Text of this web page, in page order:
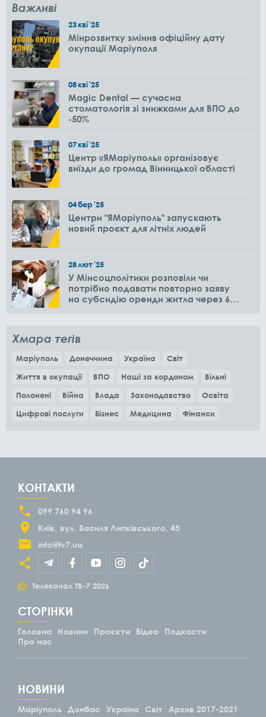
Важливі
23кві'25
Мінрозвитку змінив офіційну дату
окупації Маріуполя
08кві'25
Magic Dental — сучасна
стоматологія зі знижками для ВПО до
-50%
07кві'25
Центр «ЯМаріуполь» організовує
виїзди до громад Вінницької області
04бер'25
Центри "ЯМаріуполь" запускають
новий проєкт для літніх людей
28лют'25
У Мінсоцполітики розповіли чи
потрібно подавати повторно заяву
на субсидію оренди житла через 6
Хмара тегів
Маріуполь Донеччина Україна
Світ
Життя в окупації
ВПО Наші за кордоном
Вільні
Полонені
Війна Влада Законодавство
Освіта
Цифрові послуги
Бізнес Медицина Фінанси
КОНТАКТИ
099 760 94 96
Київ
вул. Василя Липківського, 45
info@tv7.ua
© Телеканал ТВ-7 2026
СТОРІНКИ
Головна Новини Проєкти Відео
Подкасти
Про нас
НОВИНИ
Маріуполь Донбас Україна Світ Архив 2017-2021